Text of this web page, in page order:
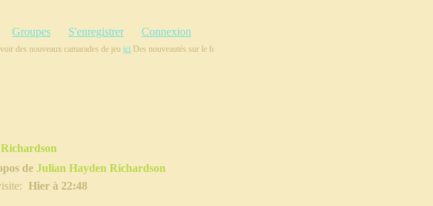
Groupes S'enregistrer Connexion
des nouveaux camarades de jeuiciDes nouveautés sur le forum grâce à votre aide, vous pouvez, dès maintenant, compléter ce
de Julian Hayden Richardson
Hier à 22:48